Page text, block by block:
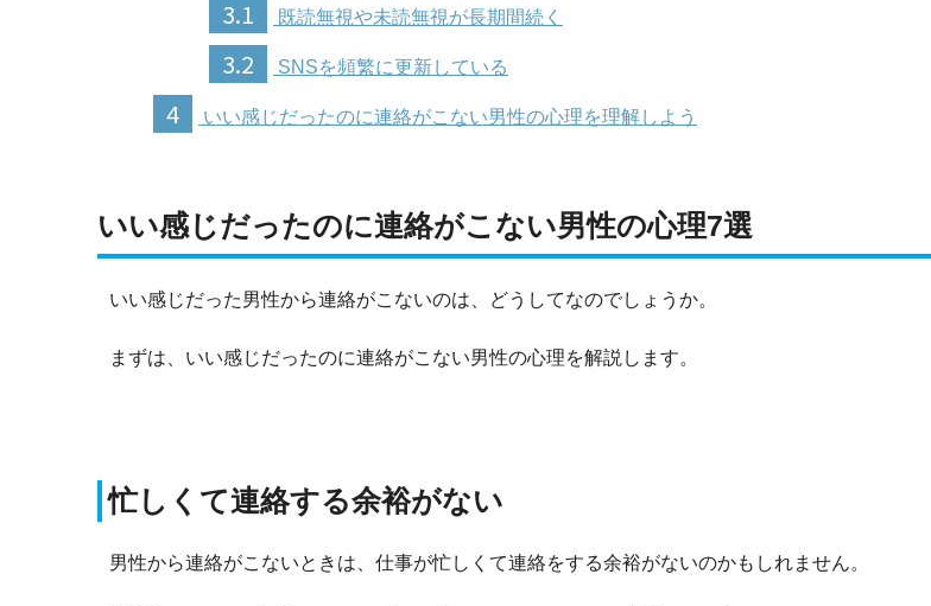
3.1 既読無視や未読無視が長期間続く
3.2 SNSを頻繁に更新している
4 いい感じだったのに連絡がこない男性の心理を理解しよう
いい感じだったのに連絡がこない男性の心理7選
いい感じだった男性から連絡がこないのは、どうしてなのでしょうか。
まずは、いい感じだったのに連絡がこない男性の心理を解説します。
忙しくて連絡する余裕がない
男性から連絡がこないときは、仕事が忙しくて連絡をする余裕がないのかもしれません。